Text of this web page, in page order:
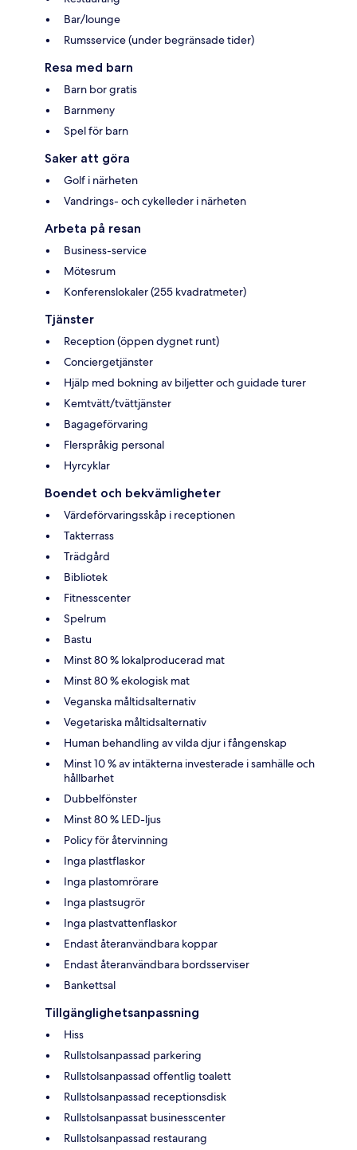
Bar/lounge
Rumsservice (under begränsade tider)
Resa med barn
Barn bor gratis
Barnmeny
Spel för barn
Saker att göra
Golf i närheten
Vandrings- och cykelleder i närheten
Arbeta på resan
Business-service
Mötesrum
Konferenslokaler (255 kvadratmeter)
Tjänster
Reception (öppen dygnet runt)
Conciergetjänster
Hjälp med bokning av biljetter och guidade turer
Kemtvätt/tvättjänster
Bagageförvaring
Flerspråkig personal
Hyrcyklar
Boendet och bekvämligheter
Värdeförvaringsskåp i receptionen
Takterrass
Trädgård
Bibliotek
Fitnesscenter
Spelrum
Bastu
Minst 80 % lokalproducerad mat
Minst 80 % ekologisk mat
Veganska måltidsalternativ
Vegetariska måltidsalternativ
Human behandling av vilda djur i fångenskap
Minst 10 % av intäkterna investerade i samhälle och
hållbarhet
Dubbelfönster
Minst 80 % LED-ljus
Policy för återvinning
Inga plastflaskor
Inga plastomrörare
Inga plastsugrör
Inga plastvattenflaskor
Endast återanvändbara koppar
Endast återanvändbara bordsserviser
Bankettsal
Tillgänglighetsanpassning
Hiss
Rullstolsanpassad parkering
Rullstolsanpassad offentlig toalett
Rullstolsanpassad receptionsdisk
Rullstolsanpassat businesscenter
Rullstolsanpassad restaurang